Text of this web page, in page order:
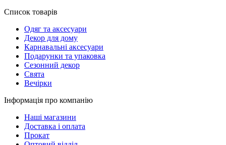
Список товарів
Oдяг та аксесуари
Декор для дому
Карнавальні аксесуари
Подарунки та упаковка
Сезонний декор
Свята
Вечірки
Інформація про компанію
Наші магазини
Доставка і оплата
Прокат